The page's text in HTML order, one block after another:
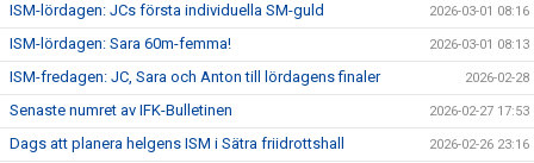
ISM-lördagen: JCs första individuella SM-guld 2026-03-01 08:16
ISM-lördagen: Sara 60m-femma! 2026-03-01 08:13
ISM-fredagen: JC, Sara och Anton till lördagens finaler 2026-02-28
Senaste numret av IFK-Bulletinen 2026-02-27 17:53
Dags att planera helgens ISM i Sätra friidrottshall 2026-02-26 23:16